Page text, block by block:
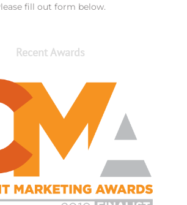
fill out form below.
Recent Awards